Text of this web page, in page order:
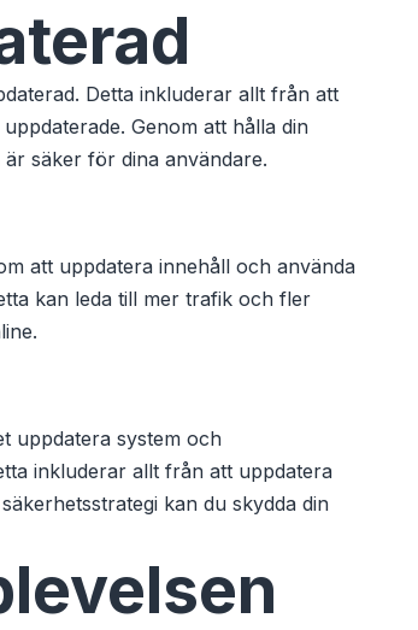
Detta inkluderar allt från att
Genom att hålla din
säker för dina användare.
att uppdatera innehåll och använda
kan leda till mer trafik och fler
uppdatera system och
inkluderar allt från att uppdatera
kan du skydda din